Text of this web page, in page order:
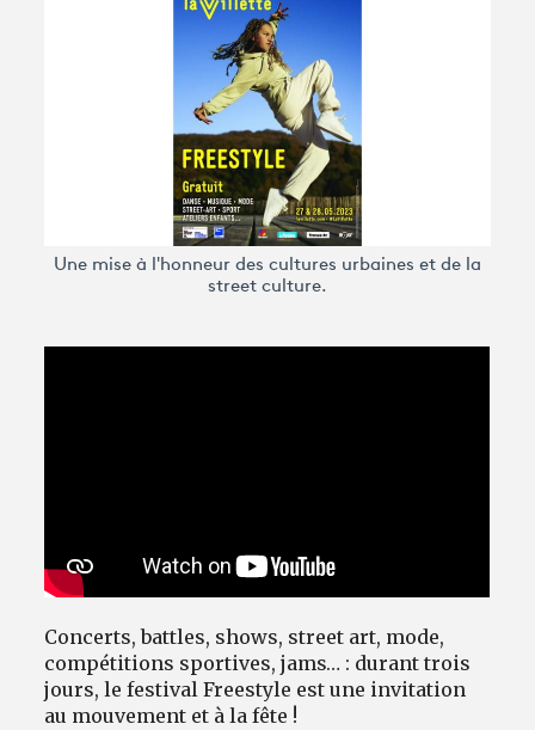
Avantages fidélité
Une mise à l'honneur des cultures urbaines et de la
street culture.
Concerts, battles, shows, street art, mode,
compétitions sportives, jams… : durant trois
jours, le festival Freestyle est une invitation
au mouvement et à la fête !